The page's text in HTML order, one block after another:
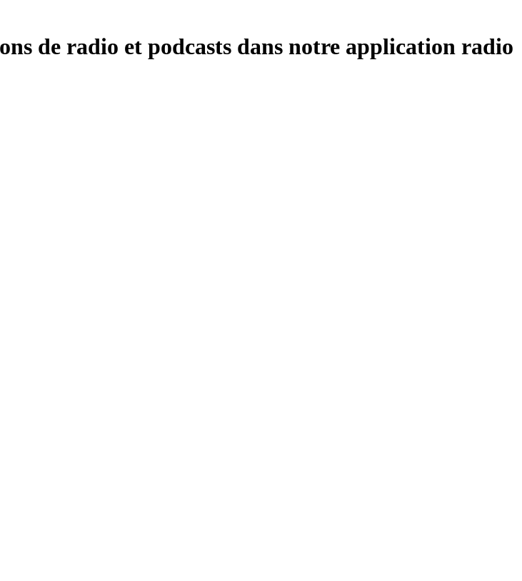
de radio et podcasts dans notre application radio